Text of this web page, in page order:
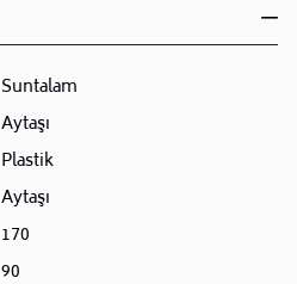
Suntalam
Aytaşı
Plastik
Aytaşı
170
90